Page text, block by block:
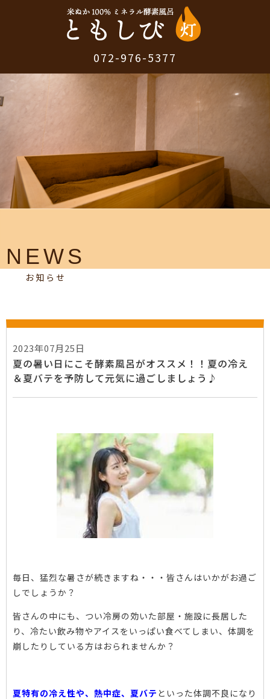
072-976-5377
NEWS
お知らせ
2023年07月25日
夏の暑い日にこそ酵素風呂がオススメ！！夏の冷え
＆夏バテを予防して元気に過ごしましょう♪
毎日、猛烈な暑さが続きますね・・・皆さんはいかがお過ご
しでしょうか？
皆さんの中にも、つい冷房の効いた部屋・施設に長居した
り、冷たい飲み物やアイスをいっぱい食べてしまい、体調を
崩したりしている方はおられませんか？
夏特有の冷え性や、熱中症、夏バテ といった体調不良になり